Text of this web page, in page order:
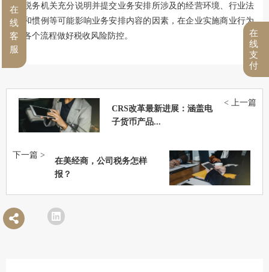
向税务机关充分说明并提交业务安排所涉及的经营环境、行业法
规和惯例等可能影响业务安排内容的因素，在企业实施商业行为
的各个流程做好税收风险防控。
CRS改革最新进展：涵盖电
子货币产品...
< 上一篇
在美经商，公司税务怎样
报？
下一篇 >
在
线
客
服
在
线
支
付